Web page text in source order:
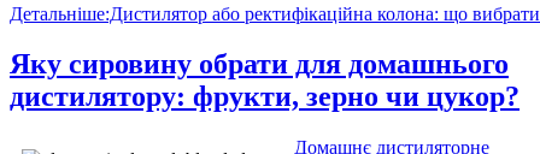
Детальніше:Дистилятор або ректифікаційна колона: що
Яку сировину обрати для домашнього
дистилятору: фрукти, зерно чи цукор?
Домашнє дистиляторне